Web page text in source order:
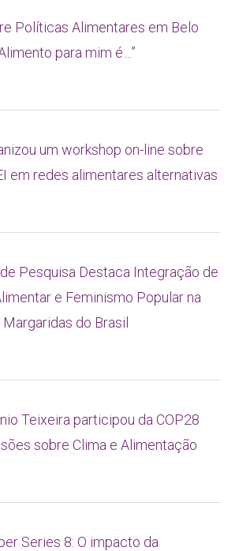
Políticas Alimentares em Belo
para mim é…”
um workshop on-line sobre
em redes alimentares alternativas
Pesquisa Destaca Integração de
e Feminismo Popular na
do Brasil
Teixeira participou da COP28
sobre Clima e Alimentação
Series 8: O impacto da